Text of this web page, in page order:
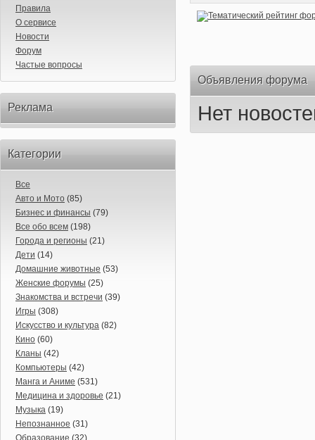
Правила
О сервисе
Новости
Форум
Частые вопросы
Реклама
Категории
Все
Авто и Мото (85)
Бизнес и финансы (79)
Все обо всем (198)
Города и регионы (21)
Дети (14)
Домашние животные (53)
Женские форумы (25)
Знакомства и встречи (39)
Игры (308)
Искусство и культура (82)
Кино (60)
Кланы (42)
Компьютеры (42)
Манга и Аниме (531)
Медицина и здоровье (21)
Музыка (19)
Непознанное (31)
Образование (32)
Объявления форума
Нет